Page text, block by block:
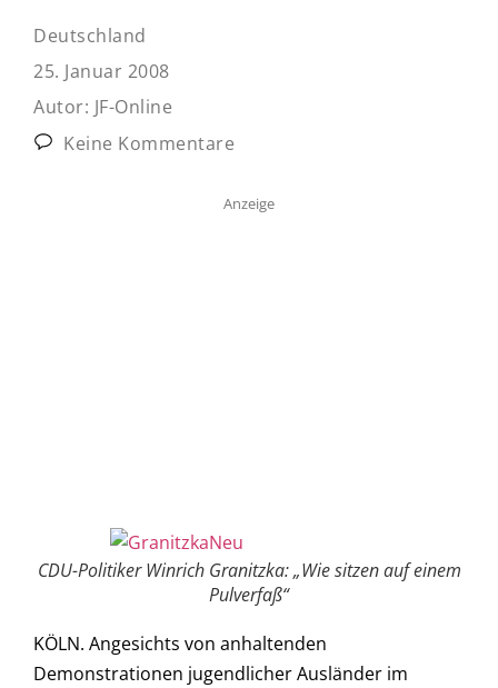
Deutschland
25. Januar 2008
Autor: JF-Online
Keine Kommentare
Anzeige
CDU-Politiker Winrich Granitzka: „Wie sitzen auf einem
Pulverfaß“
KÖLN. Angesichts von anhaltenden
Demonstrationen jugendlicher Ausländer im